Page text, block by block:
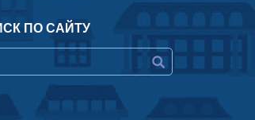
ПО САЙТУ